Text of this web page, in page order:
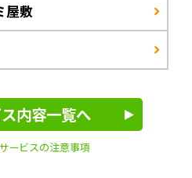
屋敷
内容一覧へ
ービスの注意事項